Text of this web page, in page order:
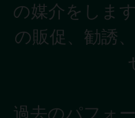
の媒介をしま
の販促、勧誘
過去のパフォ